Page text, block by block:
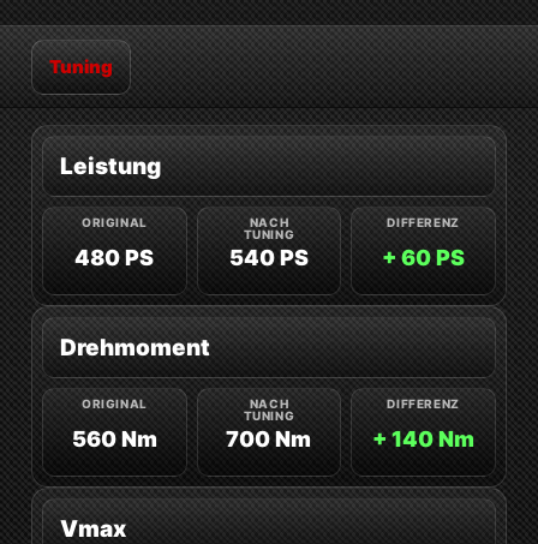
Tuning
Leistung
480 PS 540 PS + 60 PS
Drehmoment
560 Nm 700 Nm + 140 Nm
Vmax